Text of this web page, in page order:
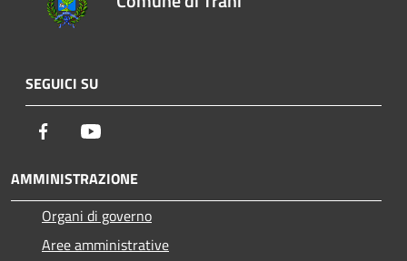
SEGUICI SU
Facebook
AMMINISTRAZIONE
Organi di governo
Aree amministrative